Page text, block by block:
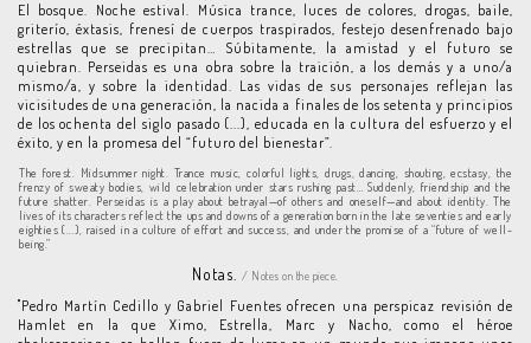
El bosque. Noche estival. Música trance, luces de colores, drogas, baile,
griterío, éxtasis, frenesí de cuerpos traspirados, festejo desenfrenado bajo
estrellas que se precipitan… Súbitamente, la amistad y el futuro se
quiebran. Perseidas es una obra sobre la traición, a los demás y a uno/a
mismo/a, y sobre la identidad. Las vidas de sus personajes reflejan las
vicisitudes de una generación, la nacida a finales de los setenta y principios
de los ochenta del siglo pasado (...), educada en la cultura del esfuerzo y el
éxito, y en la promesa del “futuro del bienestar”.
The forest. Midsummer night. Trance music, colorful lights, drugs, dancing, shouting, ecstasy, the
frenzy of sweaty bodies, wild celebration under stars rushing past… Suddenly, friendship and the
future shatter. Perseidas is a play about betrayal—of others and oneself—and about identity. The
lives of its characters reflect the ups and downs of a generation born in the late seventies and early
eighties (...), raised in a culture of effort and success, and under the promise of a “future of well-
being.”
Notas./ Notes on the piece.
"Pedro Martín Cedillo y Gabriel Fuentes ofrecen una perspicaz revisión de
Hamlet en la que Ximo, Estrella, Marc y Nacho, como el héroe